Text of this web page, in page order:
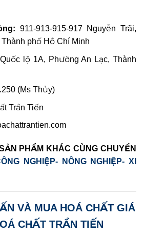
911-913-915-917 Nguyễn Trãi,
phố Hồ Chí Minh
Quốc lộ 1A, Phường An Lạc, Thành
(Ms Thủy)
Trần Tiến
PHẨM KHÁC CÙNG CHUYỂN
NGHIỆP- NÔNG NGHIỆP- XI
VÀ MUA HOÁ CHẤT GIÁ
CHẤT TRẦN TIẾN